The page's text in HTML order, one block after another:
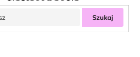
Szukaj